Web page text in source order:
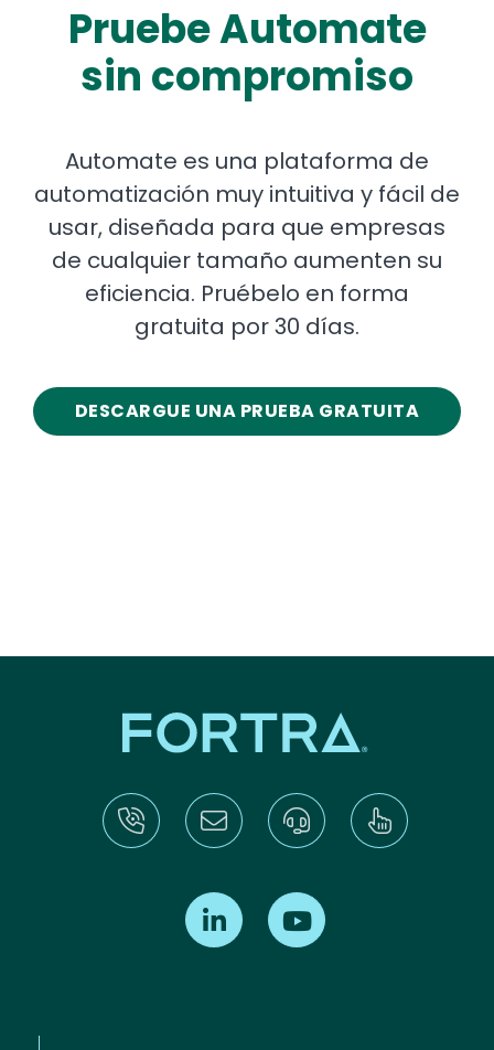
Pruebe Automate
sin compromiso
Automate es una plataforma de
automatización muy intuitiva y fácil de
usar, diseñada para que empresas
de cualquier tamaño aumenten su
eficiencia. Pruébelo en forma
gratuita por 30 días.
DESCARGUE UNA PRUEBA GRATUITA
Find us on LinkedIn